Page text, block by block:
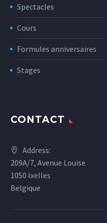
Spectacles
Cours
Formules anniversaires
Stages
CONTACT
Address:
209A/7, Avenue Louise
1050 Ixelles
Belgique